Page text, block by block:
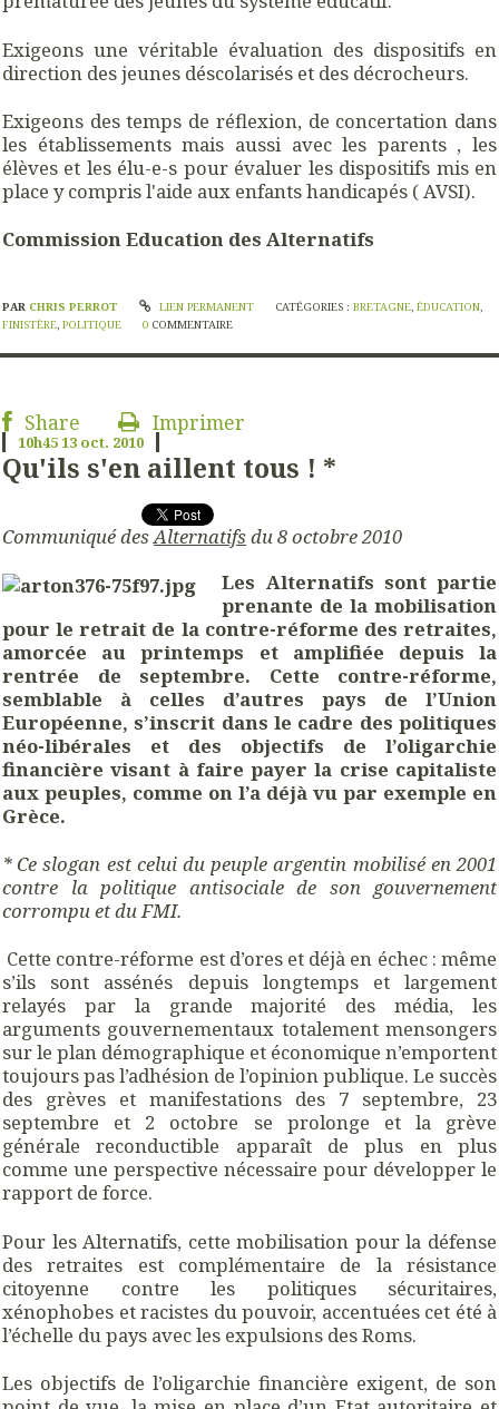
Exigeons une véritable évaluation des dispositifs en
direction des jeunes déscolarisés et des décrocheurs.
Exigeons des temps de réflexion, de concertation dans
les établissements mais aussi avec les parents , les
élèves et les élu-e-s pour évaluer les dispositifs mis en
place y compris l'aide aux enfants handicapés ( AVSI).
Commission Education des Alternatifs
PAR CHRIS PERROT LIEN PERMANENT CATÉGORIES :BRETAGNE,ÉDUCATION,
FINISTÈRE, POLITIQUE 0 COMMENTAIRE
Share Imprimer
10h4513 oct. 2010
Qu'ils s'en aillent tous ! *
Communiqué desAlternatifsdu 8 octobre 2010
Les Alternatifs sont partie
prenante de la mobilisation
pour le retrait de la contre-réforme des retraites,
amorcée au printemps et amplifiée depuis la
rentrée de septembre. Cette contre-réforme,
semblable à celles d’autres pays de l’Union
Européenne, s’inscrit dans le cadre des politiques
néo-libérales et des objectifs de l’oligarchie
financière visant à faire payer la crise capitaliste
aux peuples, comme on l’a déjà vu par exemple en
Grèce.
* Ce slogan est celui du peuple argentin mobilisé en 2001
contre la politique antisociale de son gouvernement
corrompu et du FMI.
Cette contre-réforme est d’ores et déjà en échec : même
s’ils sont assénés depuis longtemps et largement
relayés par la grande majorité des média, les
arguments gouvernementaux totalement mensongers
sur le plan démographique et économique n’emportent
toujours pas l’adhésion de l’opinion publique. Le succès
des grèves et manifestations des 7 septembre, 23
septembre et 2 octobre se prolonge et la grève
générale reconductible apparaît de plus en plus
comme une perspective nécessaire pour développer le
rapport de force.
Pour les Alternatifs, cette mobilisation pour la défense
des retraites est complémentaire de la résistance
citoyenne contre les politiques sécuritaires,
xénophobes et racistes du pouvoir, accentuées cet été à
l’échelle du pays avec les expulsions des Roms.
Les objectifs de l’oligarchie financière exigent, de son